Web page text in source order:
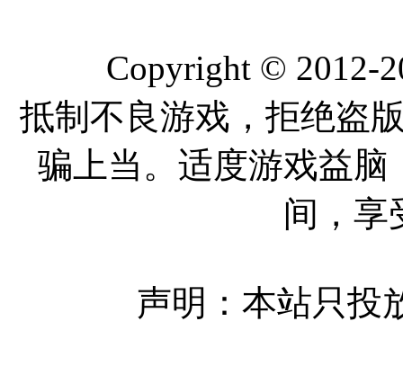
Copyright © 2012-
抵制不良游戏，拒绝盗
骗上当。适度游戏益
间，享
声明：本站只投